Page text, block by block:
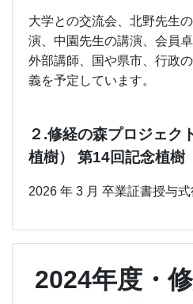
大学との交流会、北野先生
演、中園先生の講演、会員
外部講師、国や県市、行政
義を予定しています。
２.修経の森プロジェク
植樹） 第14回記念植樹
2026 年 3 月 卒業証書授与式
2024年度・